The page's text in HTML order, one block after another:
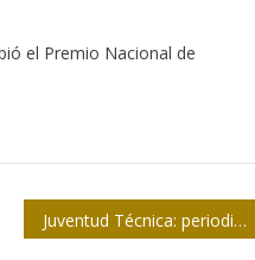
el Premio Nacional de
Juventud Técnica: periodismo por el camino de la ciencia